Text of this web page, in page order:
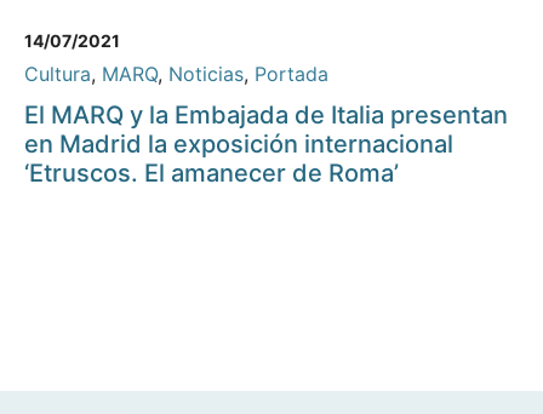
14/07/2021
Cultura, MARQ, Noticias, Portada
El MARQ y la Embajada de Italia presentan
en Madrid la exposición internacional
‘Etruscos. El amanecer de Roma’